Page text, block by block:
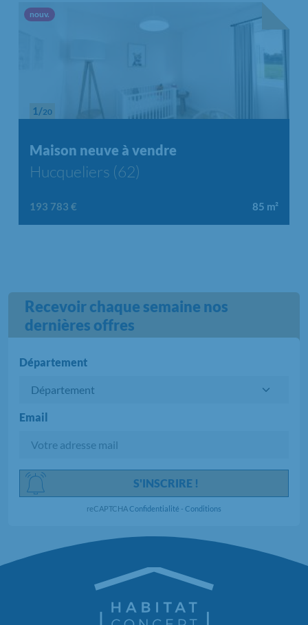
Chargement...
1/20
Maison neuve à vendre
Hucqueliers (62)
193 783 € 85 m²
nouv.Nouvelle offre
Recevoir chaque semaine nos
dernières offres
Département
Email
S'INSCRIRE !
reCAPTCHAConfidentialité - Conditions